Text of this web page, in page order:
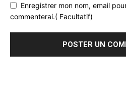
Enregistrer mon nom, email
commenterai.( Facultatif)